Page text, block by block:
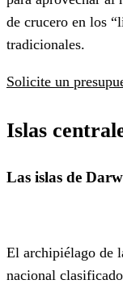
de crucero en los
tradicionales.
Solicite un
Islas
Las islas de
El archipiélago de
nacional